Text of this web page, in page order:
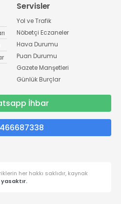
Servisler
Yol ve Trafik
Nöbetçi Eczaneler
Hava Durumu
Puan Durumu
Gazete Manşetleri
Günlük Burçlar
İhbar
her hakkı saklıdır, kaynak
yasaktır.